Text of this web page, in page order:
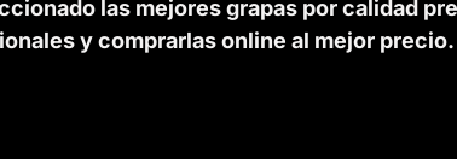
las mejores grapas por calidad
y comprarlas online al mejor precio.